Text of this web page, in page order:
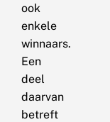
ook
enkele
winnaars.
Een
deel
daarvan
betreft